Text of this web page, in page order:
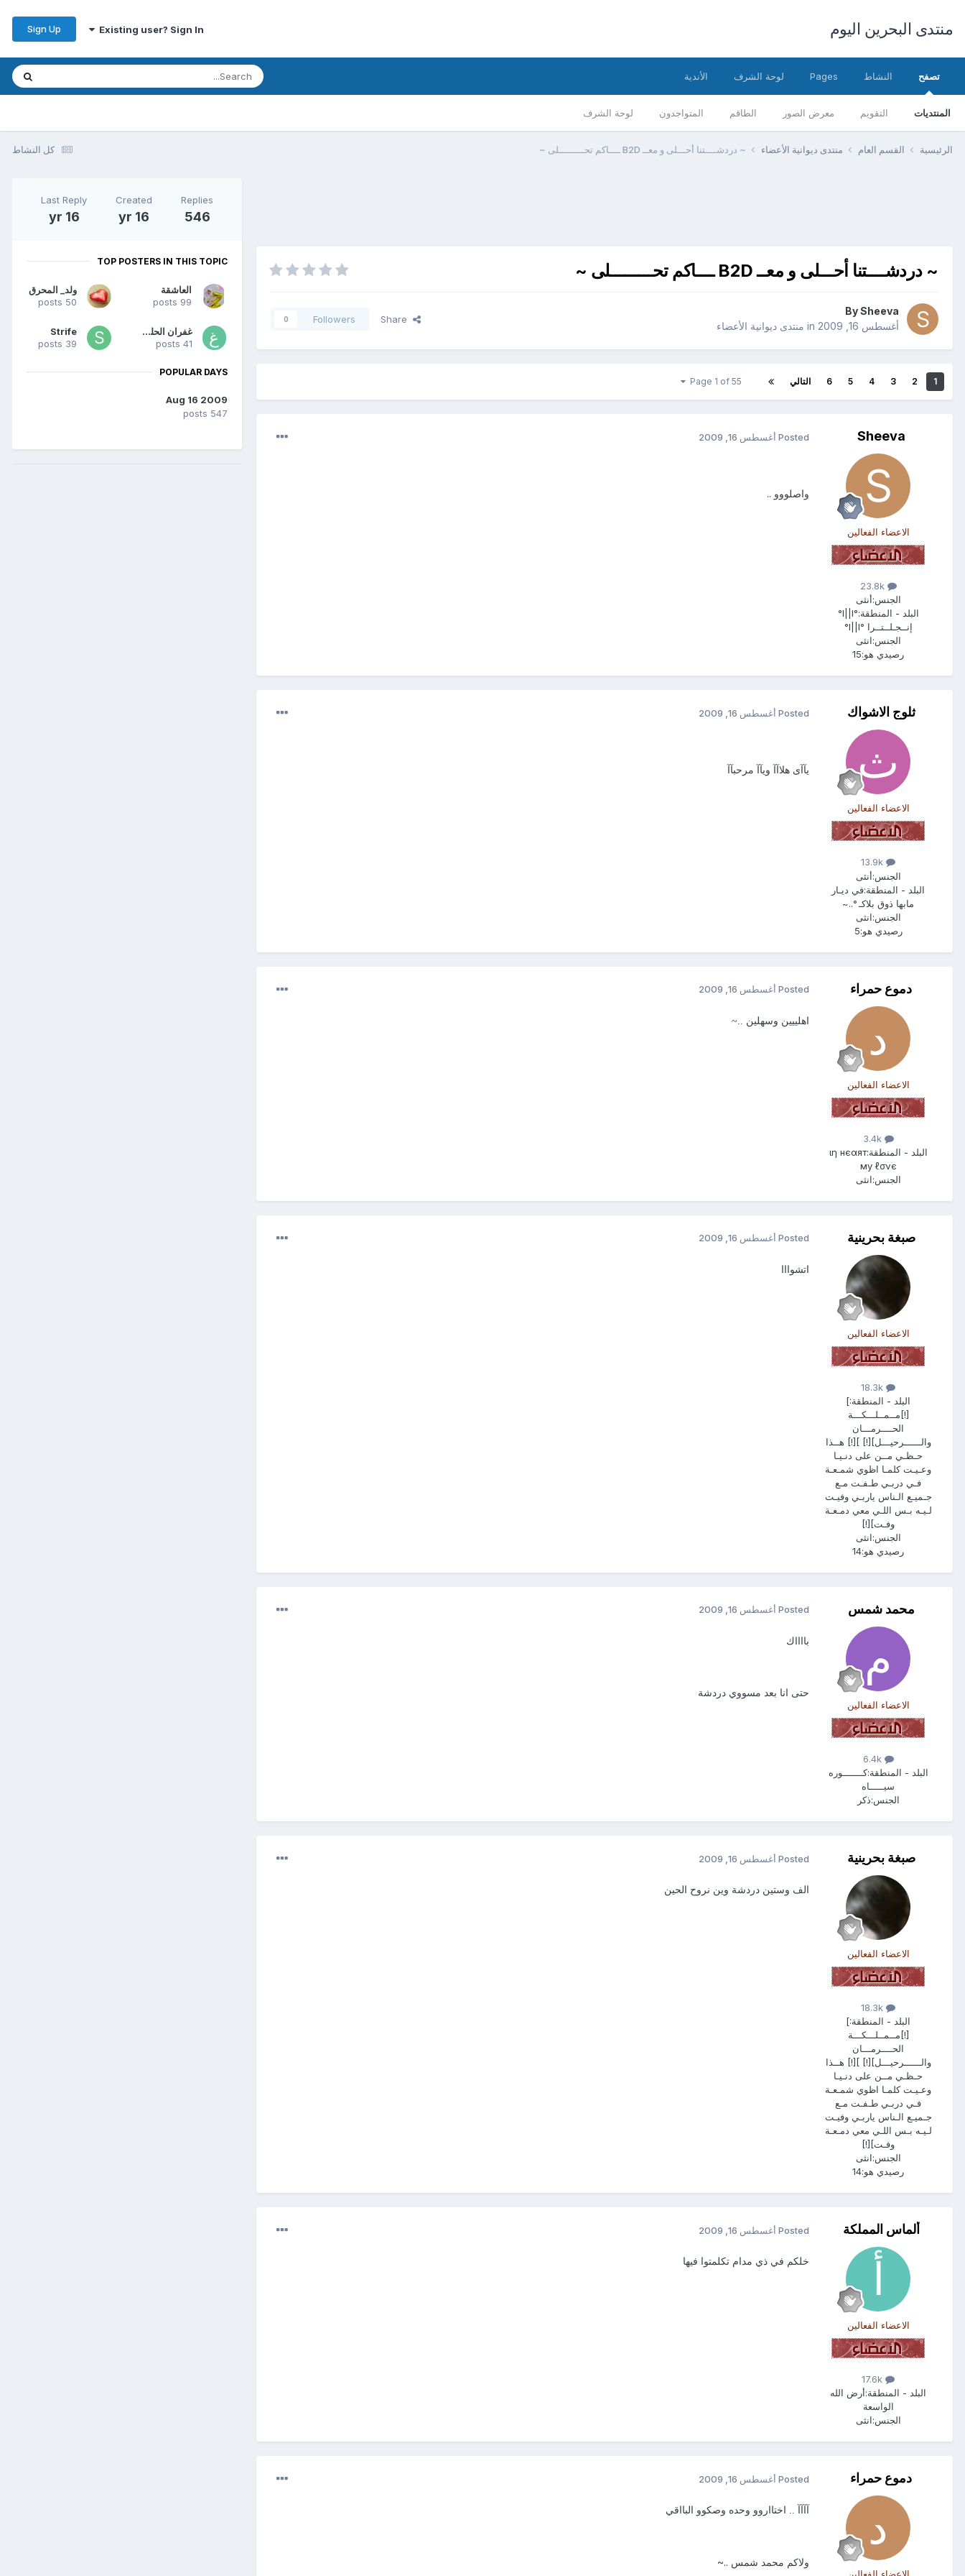
منتدى البحرين اليوم Existing user? Sign In
Sign Up
تصفح
المنتديات التقويم معرض الصور الطاقم المتواجدون لوحة الشرف
النشاط Pages لوحة الشرف الأندية
كل النشاط الرئيسية القسم العام منتدى ديوانية الأعضاء ~ دردشــــتنا أحـــلى و معــ B2D ــــاكم تحـــــــــلى ~
~ دردشــــتنا أحـــلى و معــ B2D ــــاكم تحـــــــــلى ~
BySheeva
أغسطس 16, 2009
منتدى ديوانية الأعضاء
Followers
0
1
2
3
4
5
6 التالي Page 1 of 55
Sheeva
الاعضاء الفعالين
23.8k
الجنس:أنثى
البلد - المنطقة:
°l||l°
إنــجـلــتــرا °l||l°
الجنس:انثى
رصيدي هو:15
Posted أغسطس 16, 2009
واصلووو ..
ثلوج الاشواك
الاعضاء الفعالين
الجنس:أنثى
البلد - المنطقة:في ديـار
مابها ذوق بلاكـ °..~
الجنس:انثى
رصيدي هو:5
Posted أغسطس 16, 2009
يآآى هلاآآ ويآآ مرحبآآ
دموع حمراء
الاعضاء الفعالين
3.4k
البلد - المنطقة:ιη нєαят
му ℓσνє
الجنس:انثى
Posted أغسطس 16, 2009
اهلييين وسهلين ..~
صبغة بحرينية
الاعضاء الفعالين
البلد - المنطقة:]
[!]مــمــلـــكـــة
الحــــرمـــان
والــــــرحيـــل][!] ][!] هــذا
حـظـي مــن على دنـيـا
وعـيـت كلمـا اظوي شمـعـة
فـي دربـي طـفـت مـع
جـميـع الـناس ياربـي وفيـت
لـيـه بـس اللـي معي دمـعـة
وفـت][!]
الجنس:انثى
رصيدي هو:14
Posted أغسطس 16, 2009
اتشوااا
محمد شمس
الاعضاء الفعالين
6.4k
البلد - المنطقة:كـــــــوره
سيـــــاه
الجنس:ذكر
Posted أغسطس 16, 2009
بااااك
حتى انا بعد مسووي دردشة
صبغة بحرينية
الاعضاء الفعالين
البلد - المنطقة:]
[!]مــمــلـــكـــة
الحــــرمـــان
والــــــرحيـــل][!] ][!] هــذا
حـظـي مــن على دنـيـا
وعـيـت كلمـا اظوي شمـعـة
فـي دربـي طـفـت مـع
جـميـع الـناس ياربـي وفيـت
لـيـه بـس اللـي معي دمـعـة
وفـت][!]
الجنس:انثى
رصيدي هو:14
Posted أغسطس 16, 2009
الف وستين دردشة وين نروح الحين
ألماس المملكة
الاعضاء الفعالين
البلد - المنطقة:أرض الله
الواسعة
الجنس:انثى
Posted أغسطس 16, 2009
خلكم في ذي مدام تكلمتوا فيها
دموع حمراء Posted أغسطس 16, 2009
آآآآ .. اختااروو وحده وصكوو البااقي
ولاكم محمد شمس ..~
Replies
546
Created
16 yr
Last Reply
16 yr
TOP POSTERS IN THIS TOPIC
العاشقة
99 posts
ولد_ المحرق
50 posts
غفران الحلوه
41 posts
Strife
39 posts
POPULAR DAYS
Aug 16 2009
547 posts